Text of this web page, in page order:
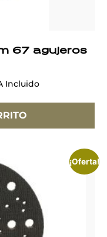
67 agujeros
Incluido
¡Oferta!